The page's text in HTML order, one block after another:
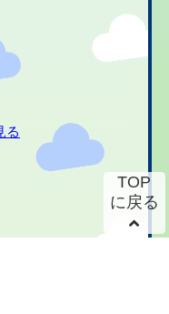
る
TOP
に戻る